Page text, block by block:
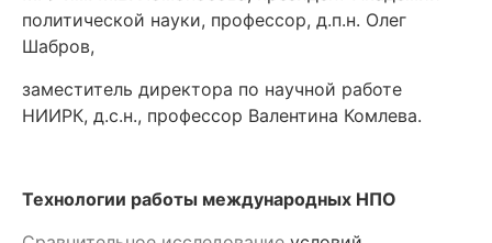
политической науки, профессор, д.п.н. Олег
Шабров,
заместитель директора по научной работе
НИИРК, д.с.н., профессор Валентина Комлева.
Технологии работы международных НПО